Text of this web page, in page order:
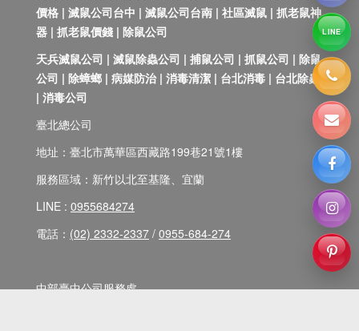
價格 | 滅鼠公司台中 | 滅鼠公司台南 | 社區滅鼠 | 抓老鼠神
器 | 抓老鼠價錢 | 除鼠公司
天兵滅鼠公司 | 滅鼠除蟲公司 | 捕鼠公司 | 抓鼠公司 | 除鼠
公司 | 除蟑螂 | 病媒防治 | 消毒清潔 | 台北消毒 | 台北除蟲
| 消毒公司
臺北總公司
地址：臺北市萬華區西藏路199巷21號1樓
服務區域：新竹以北至基隆、宜蘭
LINE : 0955684274
電話： (02) 2332-2337 / 0955-684-274
中部臺中公司服務處
LINE